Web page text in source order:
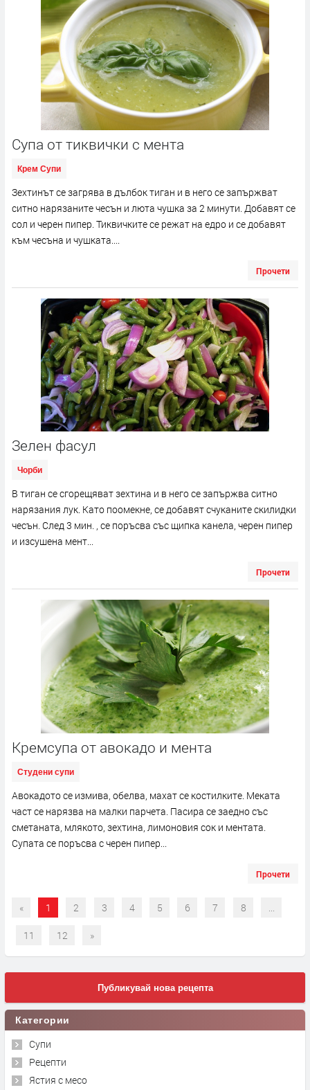
Супа от тиквички с мента
Крем Супи
Зехтинът се загрява в дълбок тиган и в него се запържват
ситно нарязаните чесън и люта чушка за 2 минути. Добавят се
сол и черен пипер. Тиквичките се режат на едро и се добавят
към чесъна и чушката....
Прочети
Зелен фасул
Чорби
В тиган се сгорещяват зехтина и в него се запържва ситно
нарязания лук. Като поомекне, се добавят счуканите скилидки
чесън. След 3 мин. , се поръсва със щипка канела, черен пипер
и изсушена мент...
Прочети
Кремсупа от авокадо и мента
Студени супи
Авокадото се измива, обелва, махат се костилките. Меката
част се нарязва на малки парчета. Пасира се заедно със
сметаната, млякото, зехтина, лимоновия сок и ментата.
Супата се поръсва с черен пипер...
Прочети
« 1 2 3 4 5 6 7 8 ...
11 12 »
Публикувай нова рецепта
Категории
Супи
Рецепти
Ястия с месо